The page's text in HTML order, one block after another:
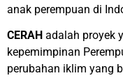
anak perempuan di
CERAH adalah proyek
kepemimpinan
perubahan iklim yang